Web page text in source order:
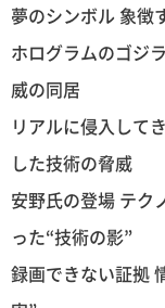
夢のシンボル 象徴
ホログラムのゴジ
威の同居
リアルに侵入して
した技術の脅威
安野氏の登場 テク
った“技術の影”
録画できない証拠